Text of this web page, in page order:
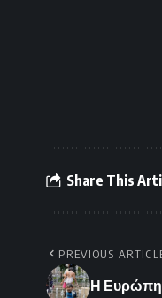
Share This
PREVIOUS
Η Ευρώπη